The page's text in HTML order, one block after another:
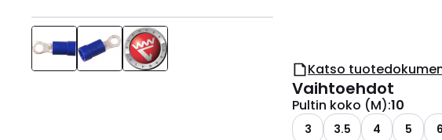
Katso
Vaihtoehdot
Pultin koko (M):10
3 3.5 4 5 6